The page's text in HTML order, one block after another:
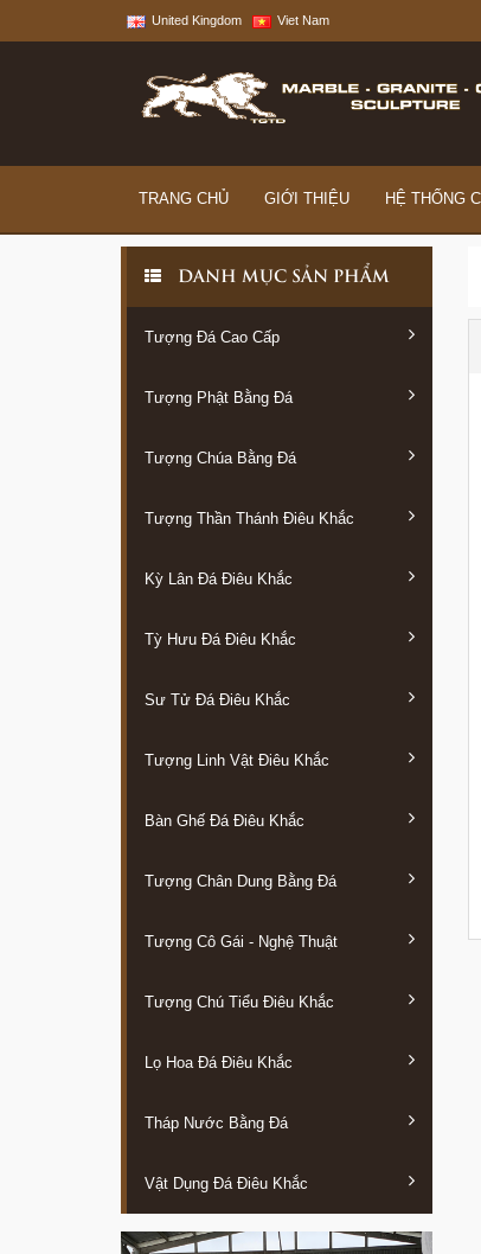
United Kingdom Viet Nam
TRANG CHỦ GIỚI THIỆU HỆ THỐNG
DANH MỤC SẢN PHẨM
Tượng Đá Cao Cấp
Tượng Phật Bằng Đá
Tượng Chúa Bằng Đá
Tượng Thần Thánh Điêu Khắc
Kỳ Lân Đá Điêu Khắc
Tỳ Hưu Đá Điêu Khắc
Sư Tử Đá Điêu Khắc
Tượng Linh Vật Điêu Khắc
Bàn Ghế Đá Điêu Khắc
Tượng Chân Dung Bằng Đá
Tượng Cô Gái - Nghệ Thuật
Tượng Chú Tiểu Điêu Khắc
Lọ Hoa Đá Điêu Khắc
Tháp Nước Bằng Đá
Vật Dụng Đá Điêu Khắc